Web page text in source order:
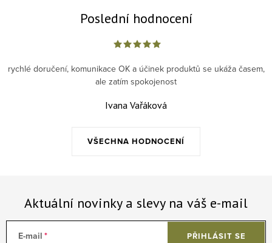
Poslední hodnocení
VŠECHNA HODNOCENÍ
rychlé doručení, komunikace OK a účinek produktů se ukáža časem,
ale zatím spokojenost
Ivana Vařáková
Aktuální novinky a slevy na váš e-mail
E-mail PŘIHLÁSIT SE